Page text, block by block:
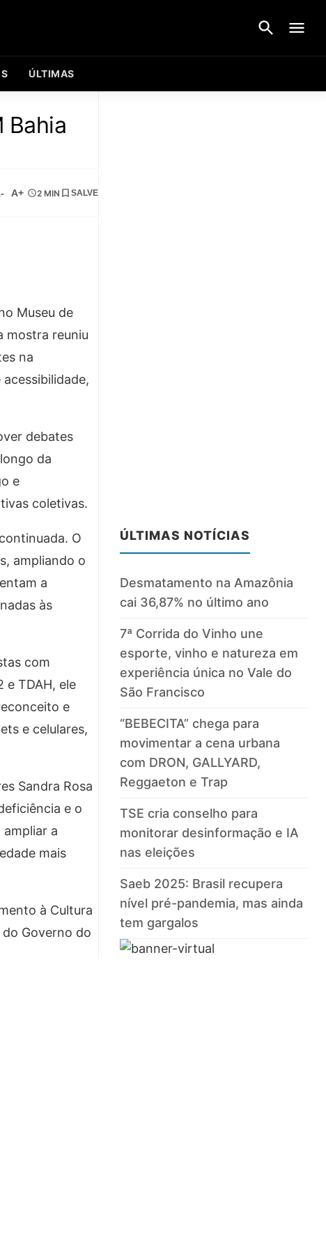
ÚLTIMAS
Bahia
A+ 2 MIN SALVE
Museu de
mostra reuniu
na
debates
da
e
coletivas.
O
ampliando o
a
às
com
TDAH, ele
e
e celulares,
Sandra Rosa
e o
a
mais
à Cultura
Governo do
ÚLTIMAS NOTÍCIAS
Desmatamento na Amazônia
cai 36,87% no último ano
7ª Corrida do Vinho une
esporte, vinho e natureza em
experiência única no Vale do
São Francisco
“BEBECITA” chega para
movimentar a cena urbana
com DRON, GALLYARD,
Reggaeton e Trap
TSE cria conselho para
monitorar desinformação e IA
nas eleições
Saeb 2025: Brasil recupera
nível pré-pandemia, mas ainda
tem gargalos